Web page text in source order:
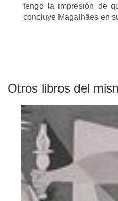
tengo la impresión de
concluye Magalhães en
Otros libros del